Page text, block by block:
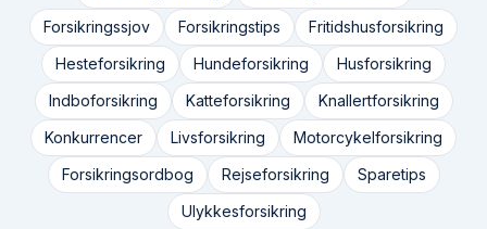
Forsikringssjov
Forsikringstips
Fritidshusforsikring
Hesteforsikring
Hundeforsikring
Husforsikring
Indboforsikring
Katteforsikring
Knallertforsikring
Konkurrencer
Livsforsikring
Motorcykelforsikring
Forsikringsordbog
Rejseforsikring
Sparetips
Ulykkesforsikring